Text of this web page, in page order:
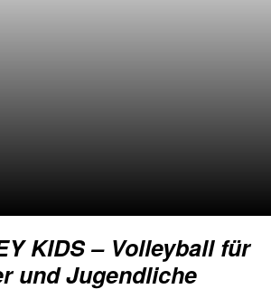
KIDS – Volleyball für
und Jugendliche